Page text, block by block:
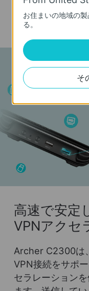
に接続されたす
真、ビデオをさ
高速で安定
VPNアクセ
Archer C2300は
VPN接続をサポ
セラレーション
お住まいの地域の
る。
そ